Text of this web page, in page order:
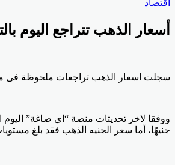
اقتصاد
أسعار الذهب تتراجع اليوم بالتعاملات
سجلت اسعار الذهب تراجعات ملحوظة فى مستهل التعاملات الصباحية اليوم الجمعة 22 مايو،
جنيهًا، أما سعر الجنيه الذهب فقد بلغ مستويات 54600